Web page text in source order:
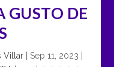
GUSTO DE
Villar| Sep 11, 2023